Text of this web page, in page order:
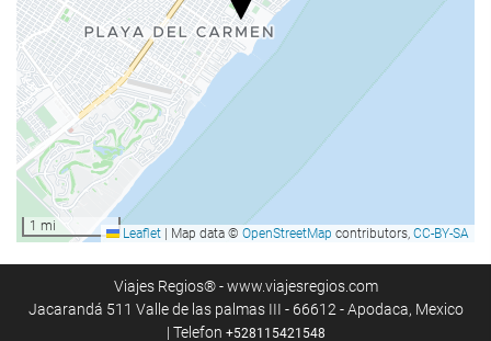
recepţie deschisă nonstop
cameră de bagaje
Mâncare și băuturi
Restaurant à la carte
Bar
Piscină
1 mi Leaflet | Map data © OpenStreetMap contributors, CC-BY-SA
Viajes Regios® - www.viajesregios.com
Jacarandá 511 Valle de las palmas III - 66612 - Apodaca, Mexico
| Telefon +528115421548